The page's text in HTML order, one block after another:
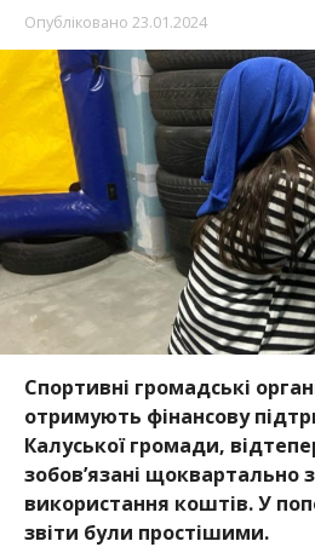
Опубліковано 23.01.2024
Спортивні громадські
отримують фінансову
Калуської громади,
зобов’язані щоквартально
використання коштів. У
звіти були простішими.